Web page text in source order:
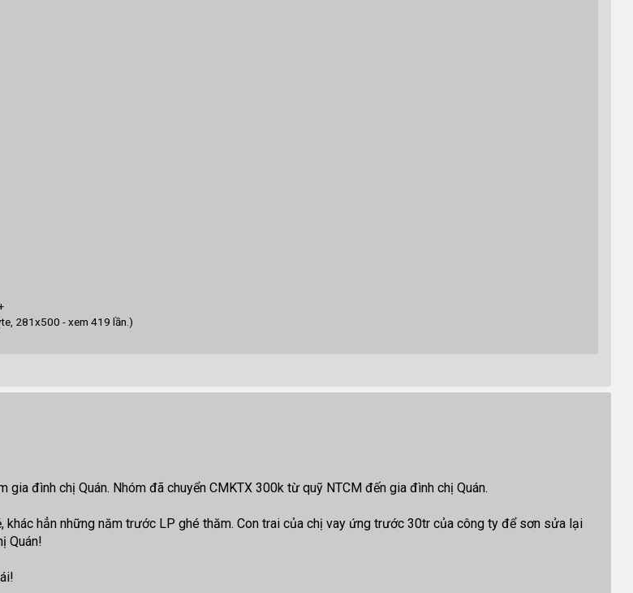
281x500 - xem 419 lần.)
đình chị Quán. Nhóm đã chuyển CMKTX 300k từ quỹ NTCM đến gia đình chị Quán.
khác hẳn những năm trước LP ghé thăm. Con trai của chị vay ứng trước 30tr của công ty để sơn sửa lại
Quán!